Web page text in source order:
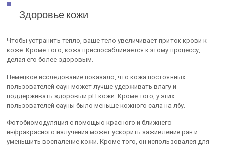
Здоровье кожи
Чтобы устранить тепло, ваше тело увеличивает приток крови к
коже. Кроме того, кожа приспосабливается к этому процессу,
делая его более здоровым.
Немецкое исследование показало, что кожа постоянных
пользователей саун может лучше удерживать влагу и
поддерживать здоровый pH кожи. Кроме того, у этих
пользователей сауны было меньше кожного сала на лбу.
Фотобиомодуляция с помощью красного и ближнего
инфракрасного излучения может ускорить заживление ран и
уменьшить воспаление кожи. Кроме того, он использовался для